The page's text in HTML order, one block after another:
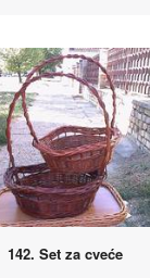
142. Set za cveće